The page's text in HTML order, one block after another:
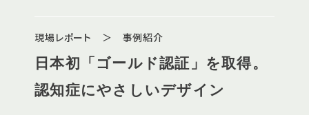
現場レポート ＞ 事例紹介
日本初「ゴールド認証」を取得。
認知症にやさしいデザイン